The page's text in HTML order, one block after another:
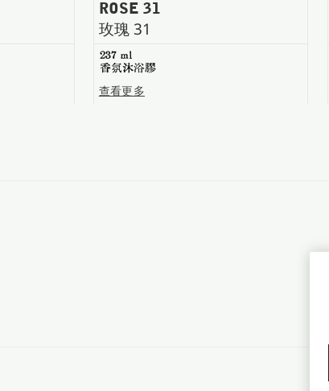
ROSE 31
玫瑰 31
237 ml
香氛沐浴膠
查看更多